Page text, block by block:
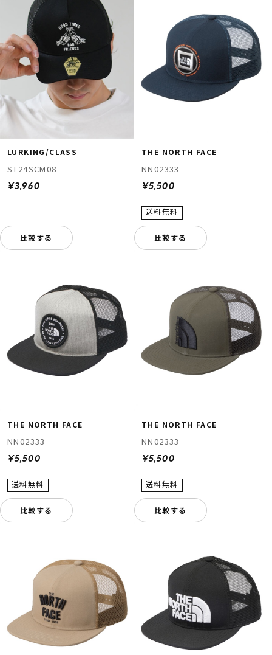
LURKING/CLASS
ST24SCM08
¥3,960
比較する
THE NORTH FACE
NN02333
¥5,500
比較する
THE NORTH FACE
NN02333
¥5,500
比較する
THE NORTH FACE
NN02333
¥5,500
比較する